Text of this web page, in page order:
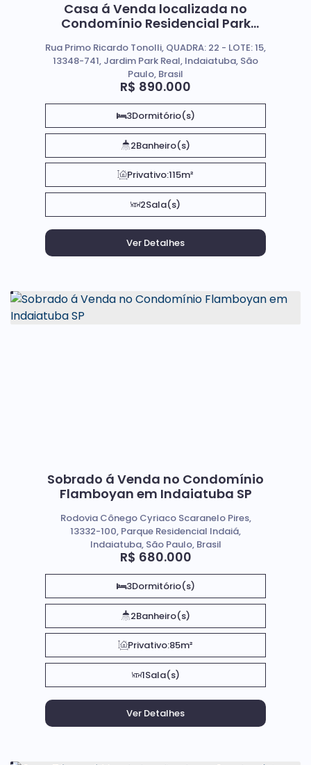
Casa á Venda localizada no
Condomínio Residencial Park
R$ 890.000
Rua Primo Ricardo Tonolli, QUADRA: 22 - LOTE: 15,
13348-741, Jardim Park Real, Indaiatuba, São
Paulo, Brasil
3Dormitório(s)
2Banheiro(s)
Privativo:115m²
2Sala(s)
Sobrado á Venda no Condomínio
Flamboyan em Indaiatuba SP
R$ 680.000
Rodovia Cônego Cyriaco Scaranelo Pires,
13332-100, Parque Residencial Indaiá,
Indaiatuba, São Paulo, Brasil
3Dormitório(s)
2Banheiro(s)
Privativo:85m²
1Sala(s)